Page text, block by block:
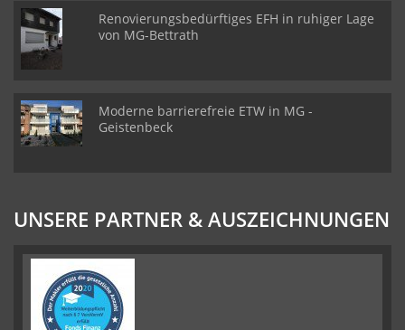
Renovierungsbedürftiges EFH in ruhiger Lage
von MG-Bettrath
Moderne barrierefreie ETW in MG -
Geistenbeck
UNSERE PARTNER & AUSZEICHNUNGEN